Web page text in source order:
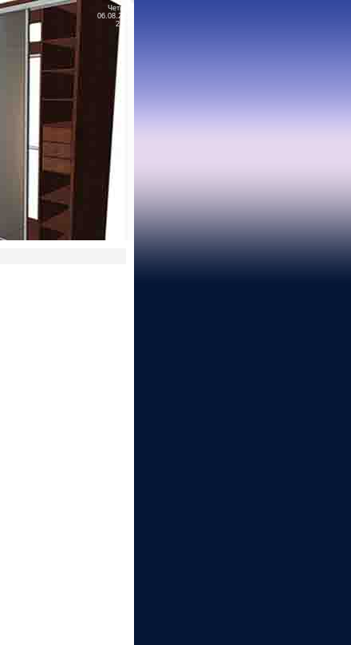
Четверг
06.08.2026
21:46